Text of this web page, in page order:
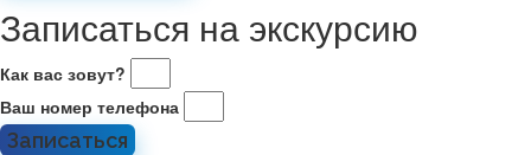
Записаться на экскурсию
Как вас зовут?
Ваш номер телефона
Записаться